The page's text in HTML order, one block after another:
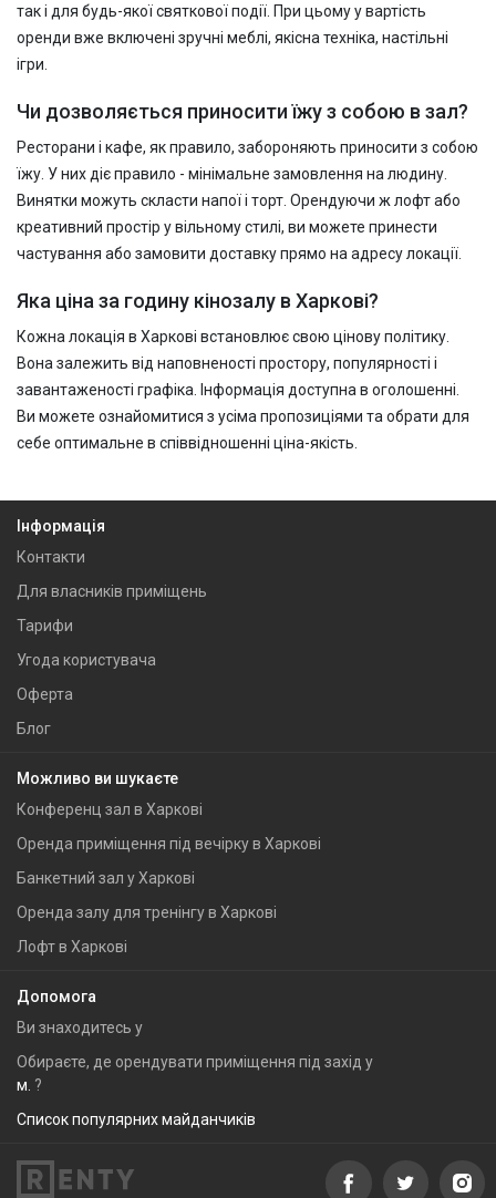
так і для будь-якої святкової події. При цьому у вартість
оренди вже включені зручні меблі, якісна техніка, настільні
ігри.
Чи дозволяється приносити їжу з собою в зал?
Ресторани і кафе, як правило, забороняють приносити з собою
їжу. У них діє правило - мінімальне замовлення на людину.
Винятки можуть скласти напої і торт. Орендуючи ж лофт або
креативний простір у вільному стилі, ви можете принести
частування або замовити доставку прямо на адресу локації.
Яка ціна за годину кінозалу в Харкові?
Кожна локація в Харкові встановлює свою цінову політику.
Вона залежить від наповненості простору, популярності і
завантаженості графіка. Інформація доступна в оголошенні.
Ви можете ознайомитися з усіма пропозиціями та обрати для
себе оптимальне в співвідношенні ціна-якість.
Інформація
Контакти
Для власників приміщень
Тарифи
Угода користувача
Оферта
Блог
Можливо ви шукаєте
Конференц зал в Харкові
Оренда приміщення під вечірку в Харкові
Банкетний зал у Харкові
Оренда залу для тренінгу в Харкові
Лофт в Харкові
Допомога
Ви знаходитесь у
Обираєте, де орендувати приміщення під захід у
м. ?
Список популярних майданчиків